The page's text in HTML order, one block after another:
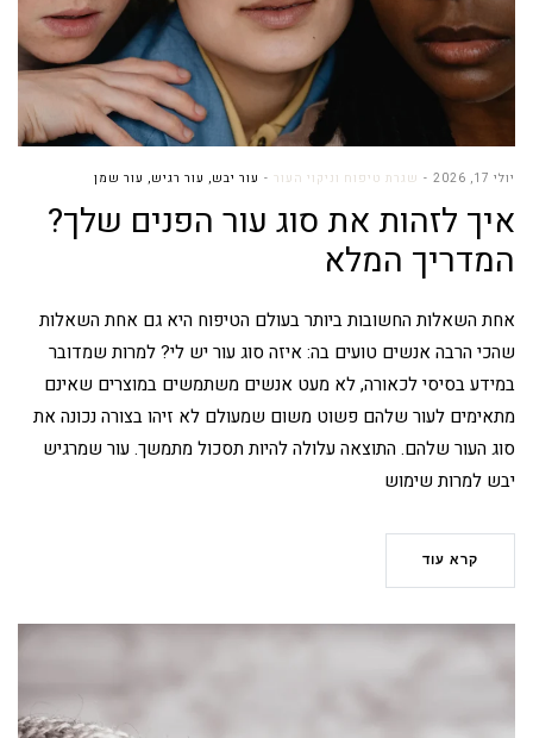
יולי 17, 2026 שגרת טיפוח וניקוי העור עור יבש, עור רגיש, עור שמן
איך לזהות את סוג עור הפנים שלך?
המדריך המלא
אחת השאלות החשובות ביותר בעולם הטיפוח היא גם אחת השאלות
שהכי הרבה אנשים טועים בה: איזה סוג עור יש לי? למרות שמדובר
במידע בסיסי לכאורה, לא מעט אנשים משתמשים במוצרים שאינם
מתאימים לעור שלהם פשוט משום שמעולם לא זיהו בצורה נכונה את
סוג העור שלהם. התוצאה עלולה להיות תסכול מתמשך. עור שמרגיש
יבש למרות שימוש
קרא עוד